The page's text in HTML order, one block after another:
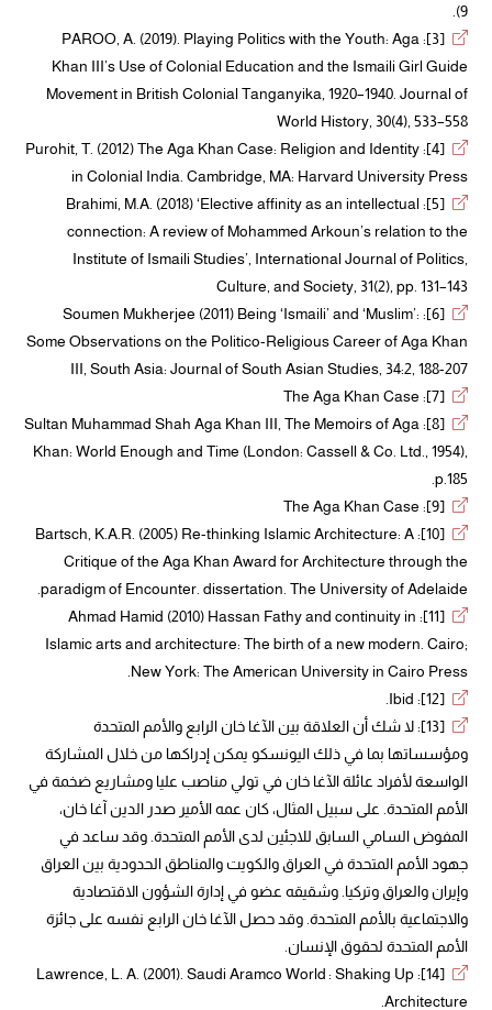
9).
[3]: PAROO, A. (2019). Playing Politics with the Youth: Aga
Khan III’s Use of Colonial Education and the Ismaili Girl Guide
Movement in British Colonial Tanganyika, 1920–1940. Journal of
World History, 30(4), 533–558
[4]: Purohit, T. (2012) The Aga Khan Case: Religion and Identity
in Colonial India. Cambridge, MA: Harvard University Press
[5]: Brahimi, M.A. (2018) ‘Elective affinity as an intellectual
connection: A review of Mohammed Arkoun’s relation to the
Institute of Ismaili Studies’, International Journal of Politics,
Culture, and Society, 31(2), pp. 131–143
[6]: Soumen Mukherjee (2011) Being ‘Ismaili’ and ‘Muslim’:
Some Observations on the Politico-Religious Career of Aga Khan
III, South Asia: Journal of South Asian Studies, 34:2, 188-207
[7]: The Aga Khan Case
[8]: Sultan Muhammad Shah Aga Khan III, The Memoirs of Aga
Khan: World Enough and Time (London: Cassell & Co. Ltd., 1954),
p.185.
[9]: The Aga Khan Case
[10]: Bartsch, K.A.R. (2005) Re-thinking Islamic Architecture: A
Critique of the Aga Khan Award for Architecture through the
paradigm of Encounter. dissertation. The University of Adelaide.
[11]: Ahmad Hamid (2010) Hassan Fathy and continuity in
Islamic arts and architecture: The birth of a new modern. Cairo;
New York: The American University in Cairo Press.
[12]: Ibid.
[13]: لا شك أن العلاقة بين الآغا خان الرابع والأمم المتحدة
ومؤسساتها بما في ذلك اليونسكو يمكن إدراكها من خلال المشاركة
الواسعة لأفراد عائلة الآغا خان في تولي مناصب عليا ومشاريع ضخمة في
الأمم المتحدة. على سبيل المثال، كان عمه الأمير صدر الدين آغا خان،
المفوض السامي السابق للاجئين لدى الأمم المتحدة. وقد ساعد في
جهود الأمم المتحدة في العراق والكويت والمناطق الحدودية بين العراق
وإيران والعراق وتركيا. وشقيقه عضو في إدارة الشؤون الاقتصادية
والاجتماعية بالأمم المتحدة. وقد حصل الآغا خان الرابع نفسه على جائزة
الأمم المتحدة لحقوق الإنسان.
[14]: Lawrence, L. A. (2001). Saudi Aramco World : Shaking Up
Architecture.